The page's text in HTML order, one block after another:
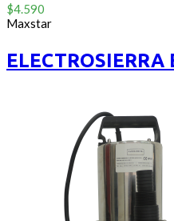
0
out
of
$4.590
Maxstar